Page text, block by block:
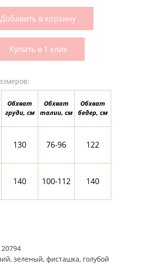
Добавить в корзину
Купить в 1 клик
Обхват
груди, см
Обхват
талии, см
Обхват
бедер, см
130 76-96 122
140 100-112 140
20794
зеленый, фисташка, голубой